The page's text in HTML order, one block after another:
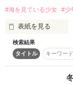
#海を見ている少女 #少
表紙を見る
砂浜の足跡
検索結果
タイトル
キーワード